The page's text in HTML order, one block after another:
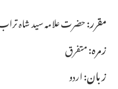
مقرر:حضرت علامہ سید شاہ
زمرہ:متفرق
زبان:اردو